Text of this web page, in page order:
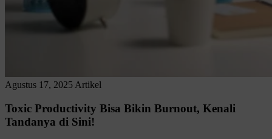
Agustus 17, 2025 Artikel
Toxic Productivity Bisa Bikin Burnout, Kenali
Tandanya di Sini!